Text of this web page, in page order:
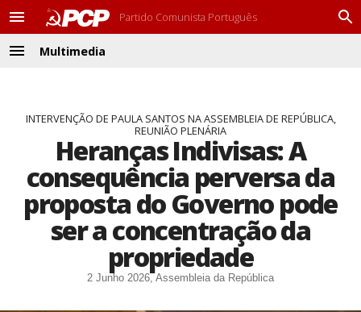
M
e
n
Partido Comunista Português
P
Multimedia
INTERVENÇÃO DE PAULA SANTOS NA ASSEMBLEIA DE REPÚBLICA,
REUNIÃO PLENÁRIA
Heranças Indivisas: A
consequência perversa da
proposta do Governo pode
ser a concentração da
propriedade
2 Junho 2026, Assembleia da República